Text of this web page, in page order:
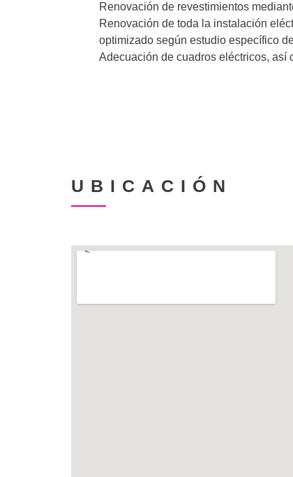
Renovación de revestimientos
Renovación de toda la instalación
optimizado según estudio específico
Adecuación de cuadros eléctricos, así
UBICACIÓN